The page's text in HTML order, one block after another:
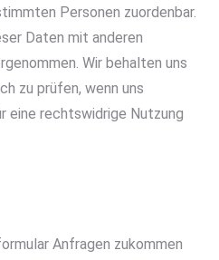
Personen zuordenbar.
Daten mit anderen
Wir behalten uns
zu prüfen, wenn uns
eine rechtswidrige Nutzung
Anfragen zukommen